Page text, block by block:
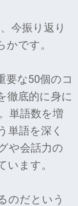
今振り返り
です。
要な50個のコ
徹底的に身に
単語数を増
単語を深く
や会話力の
います。
のだという